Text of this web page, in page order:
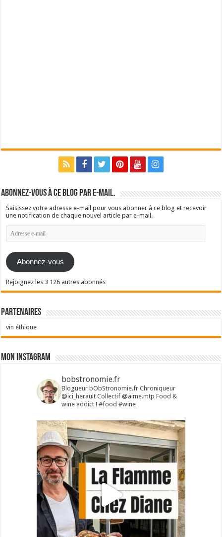
Abonnez-vous à ce blog par e-mail.
Saisissez votre adresse e-mail pour vous abonner à ce blog et recevoir
une notification de chaque nouvel article par e-mail.
Adresse
e-
Abonnez-vous
Rejoignez les 3 126 autres abonnés
Partenaires
vin éthique
Mon Instagram
bobstronomie.fr
Blogueur bObStronomie.fr Chroniqueur
@ici_heraultCollectif @aime.mtp Food &
wine addict !#food #wine